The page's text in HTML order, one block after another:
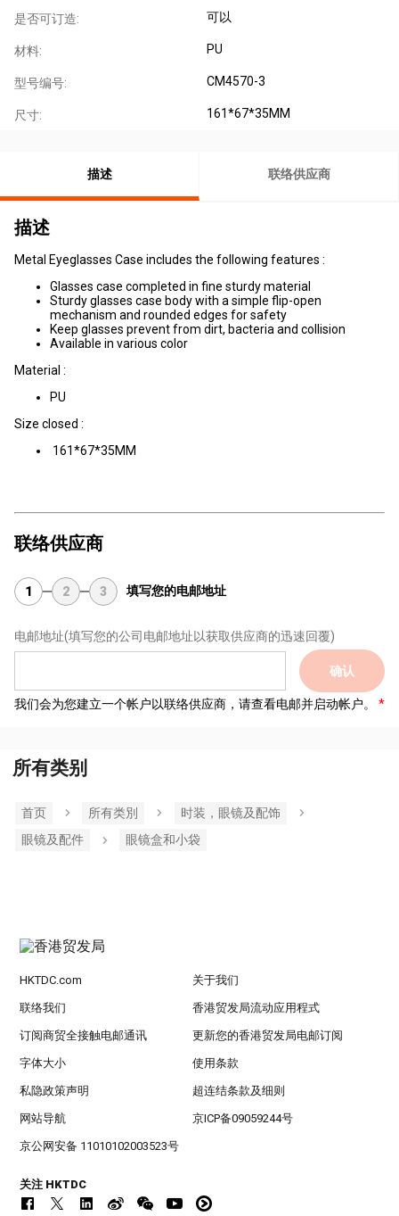
是否可订造: 可以
材料: PU
型号编号: CM4570-3
尺寸: 161*67*35MM
描述 联络供应商
描述
Metal Eyeglasses Case includes the following features :
Glasses case completed in fine sturdy material
Sturdy glasses case body with a simple flip-open
mechanism and rounded edges for safety
Keep glasses prevent from dirt, bacteria and collision
Available in various color
Material :
PU
Size closed :
161*67*35MM
联络供应商
1 2 3 填写您的电邮地址
电邮地址(填写您的公司电邮地址以获取供应商的迅速回覆)
确认
我们会为您建立一个帐户以联络供应商，请查看电邮并启动帐户。
所有类别
首页 所有类別
时装，眼镜及配饰
眼镜及配件
眼镜盒和小袋
HKTDC.com 关于我们
联络我们 香港贸发局流动应用程式
订阅商贸全接触电邮通讯 更新您的香港贸发局电邮订阅
字体大小 使用条款
私隐政策声明 超连结条款及细则
网站导航 京ICP备09059244号
京公网安备 11010102003523号
关注 HKTDC